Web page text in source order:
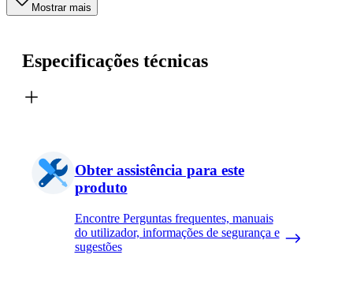
Mostrar mais
Especificações técnicas
Obter assistência para este
produto
Encontre Perguntas frequentes, manuais
do utilizador, informações de segurança e
sugestões